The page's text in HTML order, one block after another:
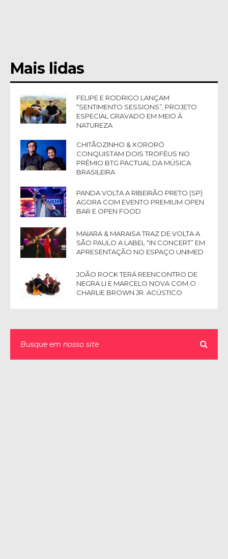
Mais lidas
FELIPE E RODRIGO LANÇAM
“SENTIMENTO SESSIONS”, PROJETO
ESPECIAL GRAVADO EM MEIO À
NATUREZA
CHITÃOZINHO & XORORÓ
CONQUISTAM DOIS TROFÉUS NO
PRÊMIO BTG PACTUAL DA MÚSICA
BRASILEIRA
PANDA VOLTA A RIBEIRÃO PRETO (SP)
AGORA COM EVENTO PREMIUM OPEN
BAR E OPEN FOOD
MAIARA & MARAISA TRAZ DE VOLTA A
SÃO PAULO A LABEL “IN CONCERT” EM
APRESENTAÇÃO NO ESPAÇO UNIMED
JOÃO ROCK TERÁ REENCONTRO DE
NEGRA LI E MARCELO NOVA COM O
CHARLIE BROWN JR. ACÚSTICO